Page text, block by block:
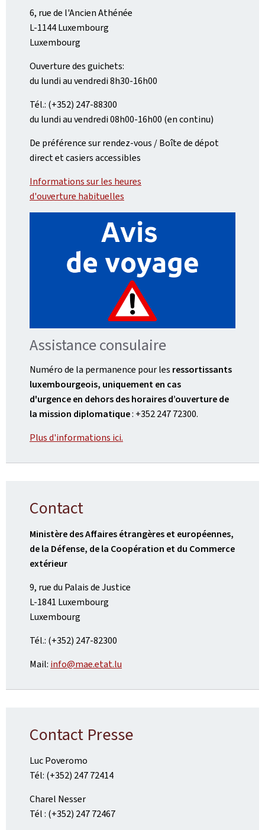
6, rue de l'Ancien Athénée
L-1144 Luxembourg
Luxembourg
Ouverture des guichets:
du lundi au vendredi 8h30-16h00
Tél.: (+352) 247-88300
du lundi au vendredi 08h00-16h00 (en continu)
De préférence sur rendez-vous / Boîte de dépot
direct et casiers accessibles
Informations sur les heures
d'ouverture habituelles
Assistance consulaire
Numéro de la permanence pour les ressortissants
luxembourgeois, uniquement en cas
d'urgence en dehors des horaires d’ouverture de
la mission diplomatique: +352 247 72300.
Plus d'informations ici.
Contact
Ministère des Affaires étrangères et européennes,
de la Défense, de la Coopération et du Commerce
extérieur
9, rue du Palais de Justice
L-1841 Luxembourg
Luxembourg
Tél.: (+352) 247-82300
Mail: info@mae.etat.lu
Contact Presse
Luc Poveromo
Tél: (+352) 247 72414
Charel Nesser
Tél : (+352) 247 72467